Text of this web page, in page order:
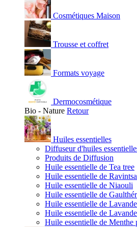
Cosmétiques Maison
Trousse et coffret
Formats voyage
Dermocosmétique
Bio - Nature Retour
Huiles essentielles
Diffuseur d'huiles
Produits de Diffusion
Huile essentielle de Tea tree
Huile essentielle de
Huile essentielle de Niaouli
Huile essentielle de
Huile essentielle de
Huile essentielle de
Huile essentielle de Menthe